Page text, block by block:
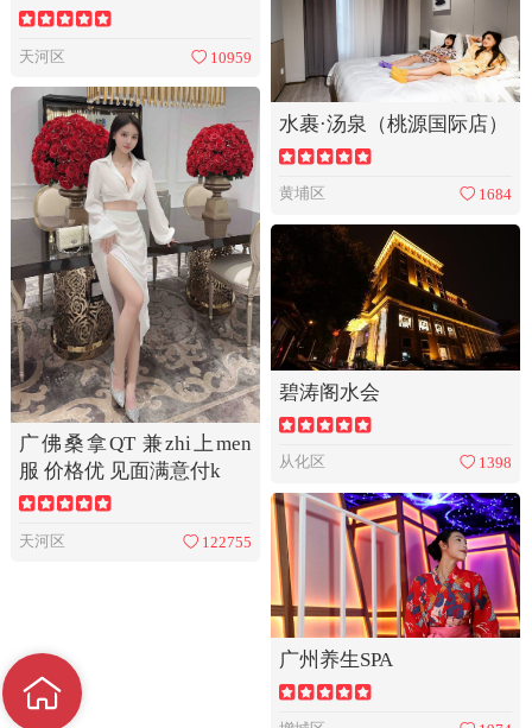
天河区 10959
水裹·汤泉（桃源国际店）
黄埔区 1684
广佛桑拿QT 兼zhi上men
服 价格优 见面满意付k
天河区 122755
碧涛阁水会
从化区 1398
广州养生SPA